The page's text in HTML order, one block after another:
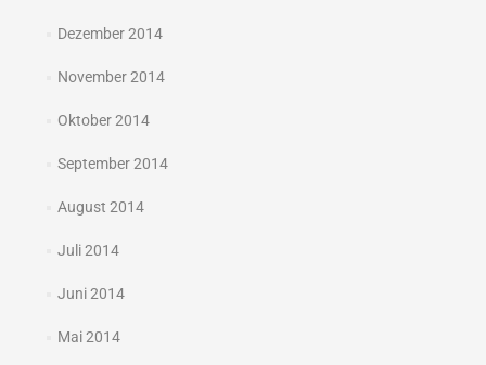
Dezember 2014
November 2014
Oktober 2014
September 2014
August 2014
Juli 2014
Juni 2014
Mai 2014